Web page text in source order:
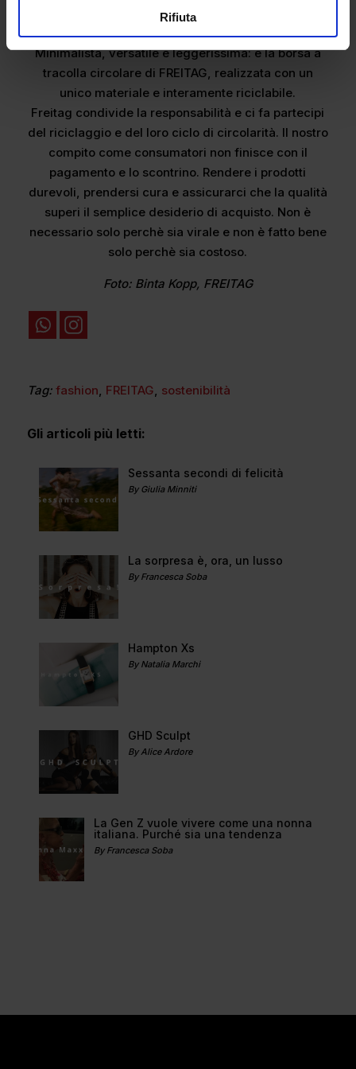
Rifiuta
Minimalista, versatile e leggerissima: è la borsa a
tracolla circolare di FREITAG, realizzata con un
unico materiale e interamente riciclabile.
Freitag condivide la responsabilità e ci fa partecipi
del riciclaggio e del loro ciclo di circolarità. Il nostro
compito come consumatori non finisce con il
pagamento e lo scontrino. Rendere i prodotti
durevoli, prendersi cura e assicurarci che la qualità
superi il semplice desiderio di acquisto. Non è
necessario solo perchè sia virale e non è fatto bene
solo perchè sia costoso.
Foto: Binta Kopp, FREITAG
Tag: fashion, FREITAG, sostenibilità
Gli articoli più letti:
Sessanta secondi di felicità
By Giulia Minniti
La sorpresa è, ora, un lusso
By Francesca Soba
Hampton Xs
By Natalia Marchi
GHD Sculpt
By Alice Ardore
La Gen Z vuole vivere come una nonna
italiana. Purché sia una tendenza
By Francesca Soba